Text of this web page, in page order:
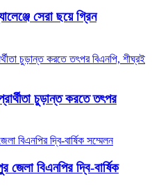
সেরা ছয়ে গ্রিন
চুড়ান্ত করতে তৎপর
বিএনপির দ্বি-বার্ষিক